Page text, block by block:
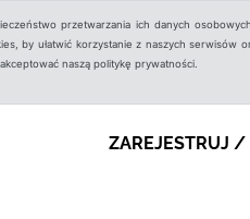
przetwarzania ich danych
by ułatwić korzystanie z naszych serwisów
naszą politykę prywatności.
ZAREJESTRUJ /